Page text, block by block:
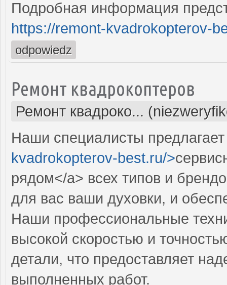
Подробная информация
https://remont-kvadrokopterov-
odpowiedz
Ремонт квадрокоптеров
Ремонт квадроко...
Наши специалисты
kvadrokopterov-best.ru/>
рядом</a> всех типов и
для вас ваши духовки, и
Наши профессиональные
высокой скоростью и
детали, что предоставляет
выполненных работ.